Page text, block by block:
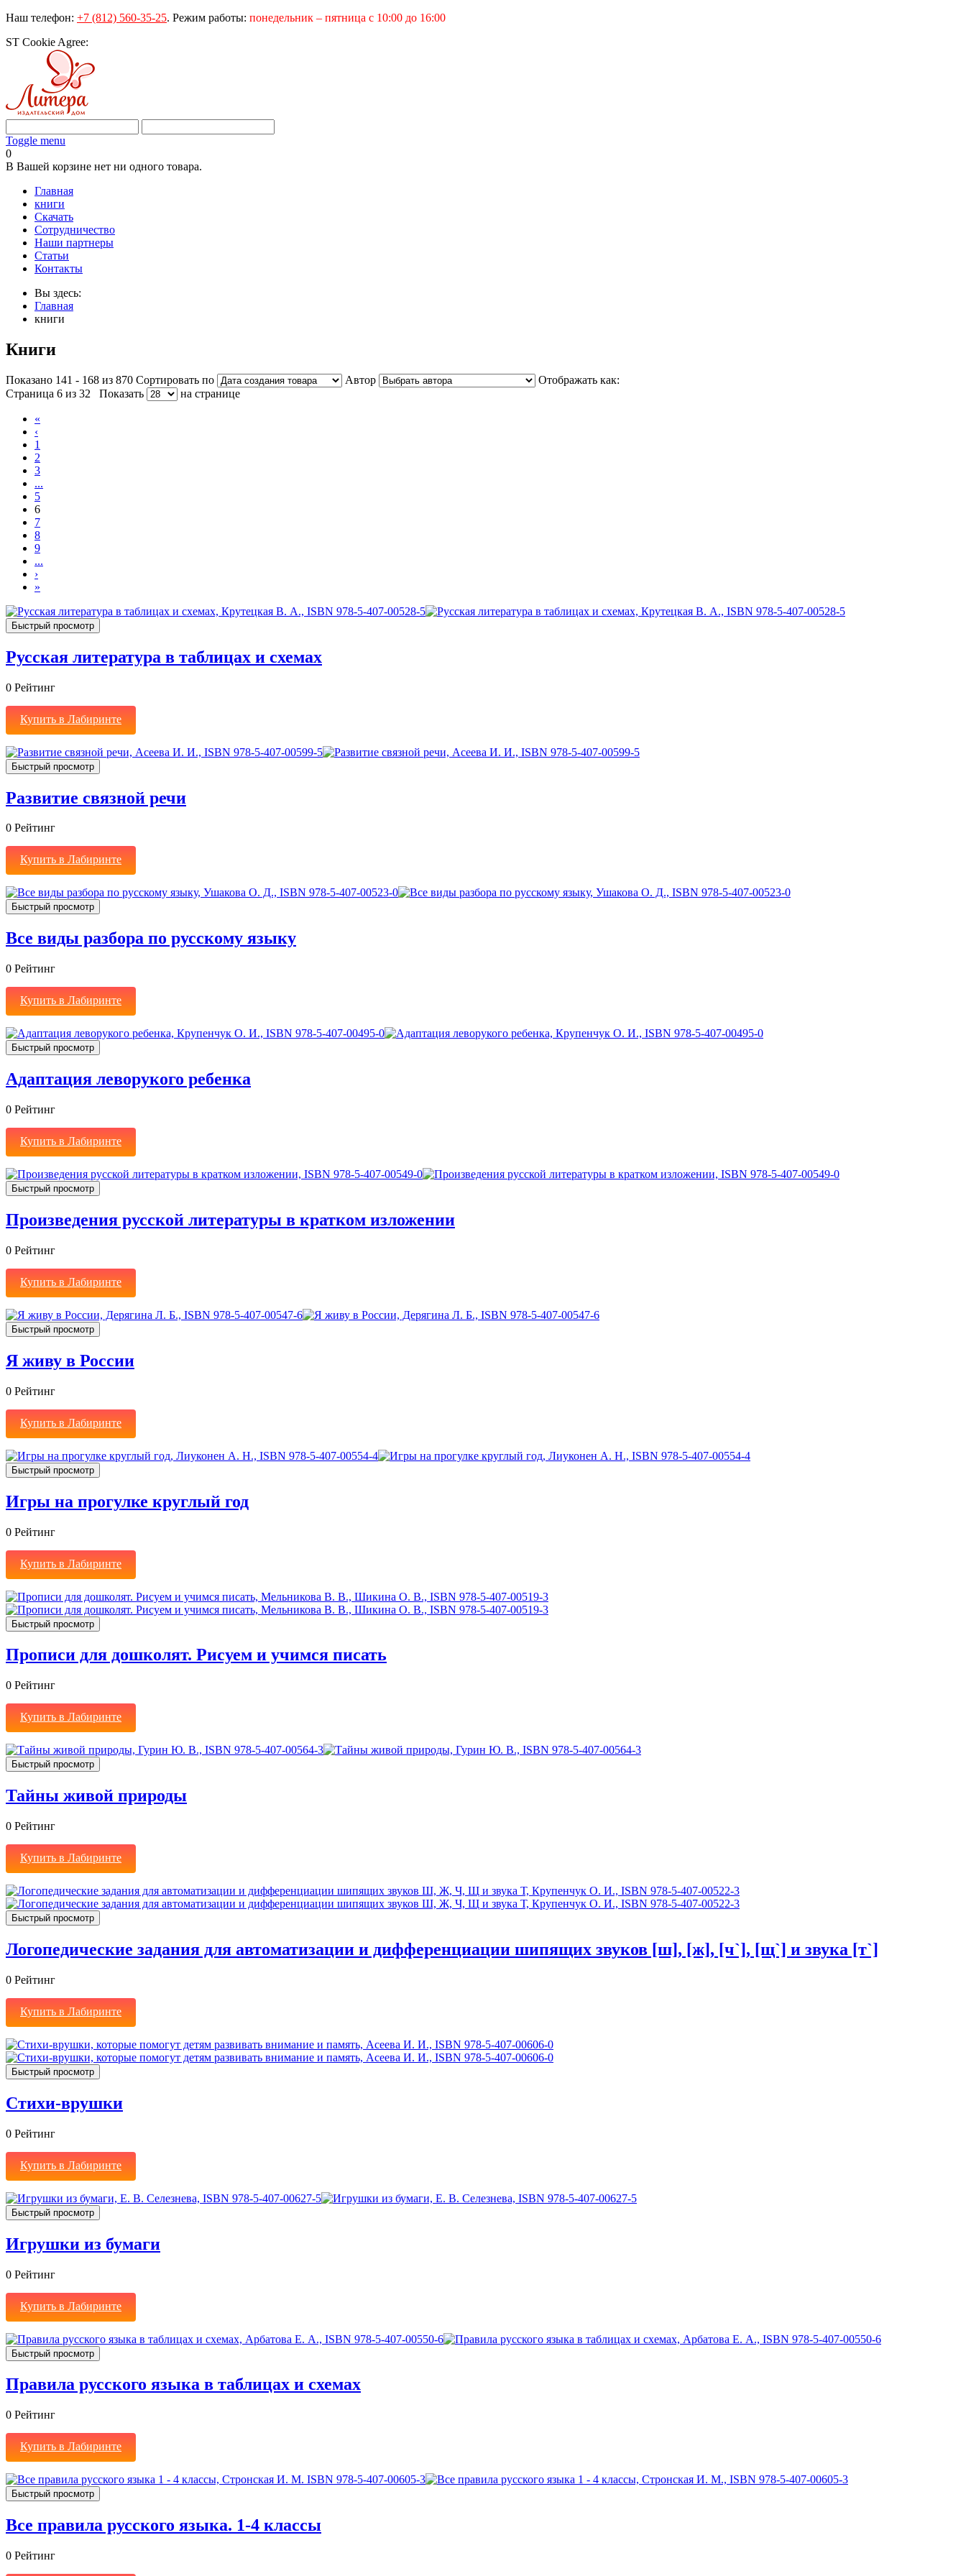
Наш телефон: +7 (812) 560-35-25. Режим работы: понедельник – пятница с 10:00 до 16:00
ST Cookie Agree:
Toggle menu
0
В Вашей корзине нет ни одного товара.
Главная
книги
Скачать
Сотрудничество
Наши партнеры
Статьи
Контакты
Вы здесь:
Главная
книги
Книги
Показано 141 - 168 из 870 Сортировать по Автор
Отображать как:
Страница 6 из 32
Показать на странице
«
‹
1
2
3
...
5
6
7
8
9
...
›
»
Быстрый просмотр
Русская литература в таблицах и схемах
0 Рейтинг
Купить в Лабиринте
Быстрый просмотр
Развитие связной речи
0 Рейтинг
Купить в Лабиринте
Быстрый просмотр
Все виды разбора по русскому языку
0 Рейтинг
Купить в Лабиринте
Быстрый просмотр
Адаптация леворукого ребенка
0 Рейтинг
Купить в Лабиринте
Быстрый просмотр
Произведения русской литературы в кратком изложении
0 Рейтинг
Купить в Лабиринте
Быстрый просмотр
Я живу в России
0 Рейтинг
Купить в Лабиринте
Быстрый просмотр
Игры на прогулке круглый год
0 Рейтинг
Купить в Лабиринте
Быстрый просмотр
Прописи для дошколят. Рисуем и учимся писать
0 Рейтинг
Купить в Лабиринте
Быстрый просмотр
Тайны живой природы
0 Рейтинг
Купить в Лабиринте
Быстрый просмотр
Логопедические задания для автоматизации и дифференциации шипящих звуков [ш], [ж], [ч`], [щ`] и звука [т`]
0 Рейтинг
Купить в Лабиринте
Быстрый просмотр
Стихи-врушки
0 Рейтинг
Купить в Лабиринте
Быстрый просмотр
Игрушки из бумаги
0 Рейтинг
Купить в Лабиринте
Быстрый просмотр
Правила русского языка в таблицах и схемах
0 Рейтинг
Купить в Лабиринте
Быстрый просмотр
Все правила русского языка. 1-4 классы
0 Рейтинг